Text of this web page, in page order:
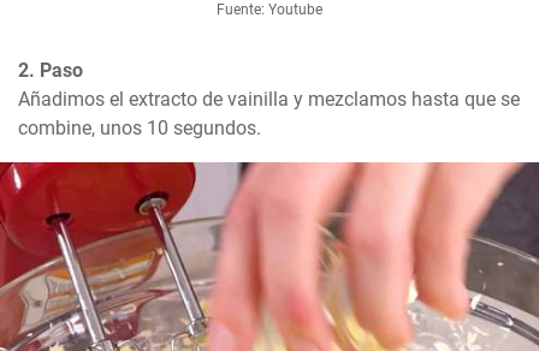
Fuente: Youtube
2. Paso
Añadimos el extracto de vainilla y mezclamos hasta que se
combine, unos 10 segundos.